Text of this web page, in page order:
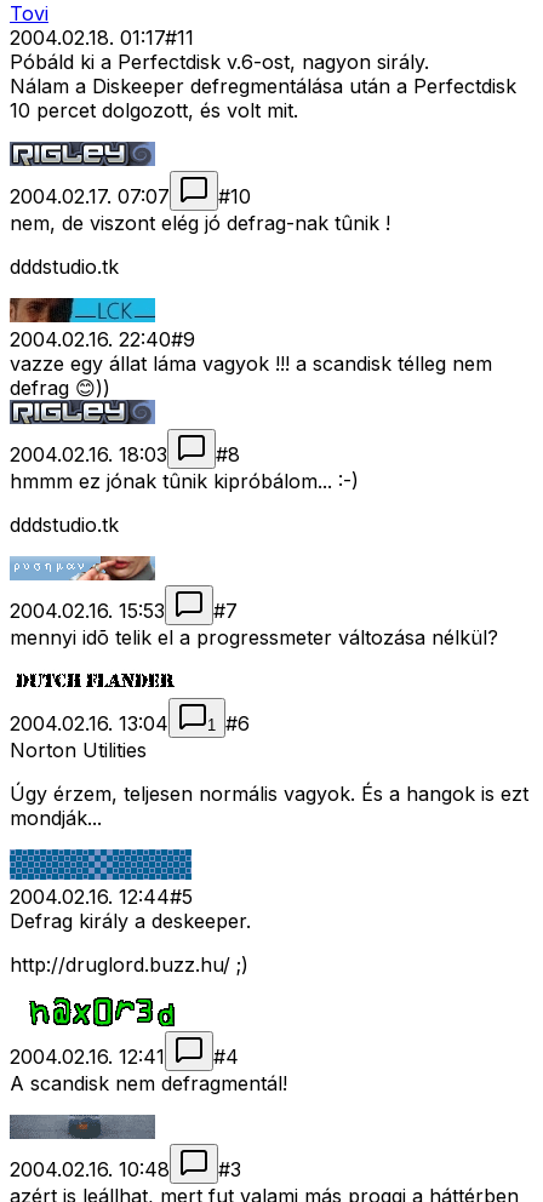
Tovi
2004.02.18. 01:17#11
Póbáld ki a Perfectdisk v.6-ost, nagyon sirály.
Nálam a Diskeeper defregmentálása után a Perfectdisk
10 percet dolgozott, és volt mit.
2004.02.17. 07:07 #10
nem, de viszont elég jó defrag-nak tûnik !
dddstudio.tk
2004.02.16. 22:40#9
vazze egy állat láma vagyok !!! a scandisk télleg nem
defrag 😊))
2004.02.16. 18:03 #8
hmmm ez jónak tûnik kipróbálom... :-)
dddstudio.tk
2004.02.16. 15:53 #7
mennyi idõ telik el a progressmeter változása nélkül?
2004.02.16. 13:04 1 #6
Norton Utilities
Úgy érzem, teljesen normális vagyok. És a hangok is ezt
mondják...
2004.02.16. 12:44#5
Defrag király a deskeeper.
http://druglord.buzz.hu/ ;)
2004.02.16. 12:41 #4
A scandisk nem defragmentál!
2004.02.16. 10:48 #3
azért is leállhat, mert fut valami más proggi a háttérben